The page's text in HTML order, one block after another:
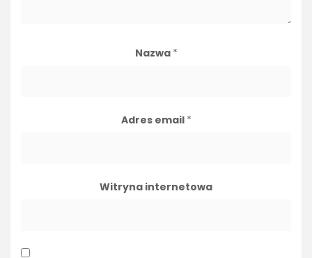
Nazwa *
Adres email *
Witryna internetowa